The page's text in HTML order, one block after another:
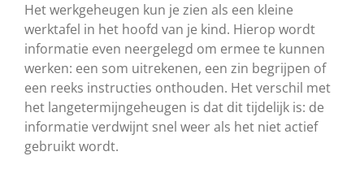
Het werkgeheugen kun je zien als een kleine
werktafel in het hoofd van je kind. Hierop wordt
informatie even neergelegd om ermee te kunnen
werken: een som uitrekenen, een zin begrijpen of
een reeks instructies onthouden. Het verschil met
het langetermijngeheugen is dat dit tijdelijk is: de
informatie verdwijnt snel weer als het niet actief
gebruikt wordt.